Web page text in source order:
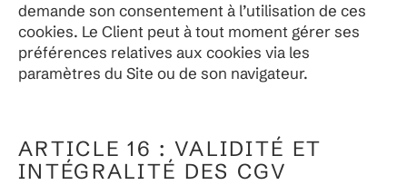
demande son consentement à l’utilisation de ces
cookies. Le Client peut à tout moment gérer ses
préférences relatives aux cookies via les
paramètres du Site ou de son navigateur.
ARTICLE 16 : VALIDITÉ ET
INTÉGRALITÉ DES CGV